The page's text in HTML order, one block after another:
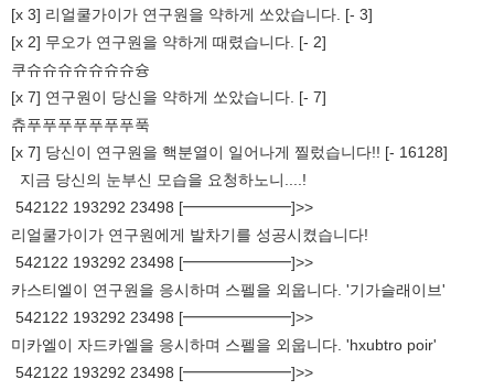
[x 3] 리얼쿨가이가 연구원을 약하게 쏘았습니다. [- 3]
[x 2] 무오가 연구원을 약하게 때렸습니다. [- 2]
쿠슈슈슈슈슈슈슈슝
[x 7] 연구원이 당신을 약하게 쏘았습니다. [- 7]
츄푸푸푸푸푸푸푸푹
[x 7] 당신이 연구원을 핵분열이 일어나게 찔렀습니다!! [- 16128]
지금 당신의 눈부신 모습을 요청하노니....!
542122 193292 23498 [━━━━━━━]>>
리얼쿨가이가 연구원에게 발차기를 성공시켰습니다!
542122 193292 23498 [━━━━━━━]>>
카스티엘이 연구원을 응시하며 스펠을 외웁니다. '기가슬래이브'
542122 193292 23498 [━━━━━━━]>>
미카엘이 자드카엘을 응시하며 스펠을 외웁니다. 'hxubtro poir'
542122 193292 23498 [━━━━━━━]>>